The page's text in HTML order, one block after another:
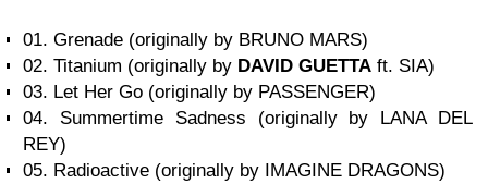
01. Grenade (originally by BRUNO MARS)
02. Titanium (originally by DAVID GUETTA ft. SIA)
03. Let Her Go (originally by PASSENGER)
04. Summertime Sadness (originally by LANA DEL
REY)
05. Radioactive (originally by IMAGINE DRAGONS)